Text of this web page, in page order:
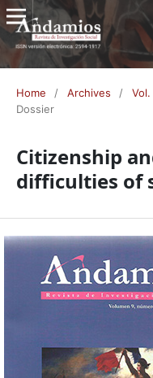
Home / Archives /
Dossier
Citizenship
difficulties of